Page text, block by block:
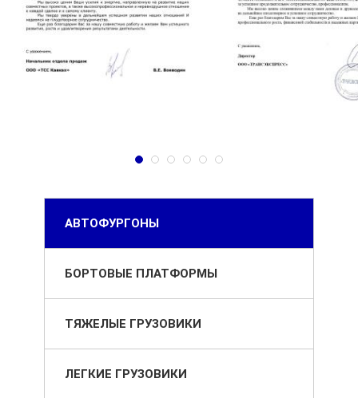
АВТОФУРГОНЫ
БОРТОВЫЕ ПЛАТФОРМЫ
ТЯЖЕЛЫЕ ГРУЗОВИКИ
ЛЕГКИЕ ГРУЗОВИКИ